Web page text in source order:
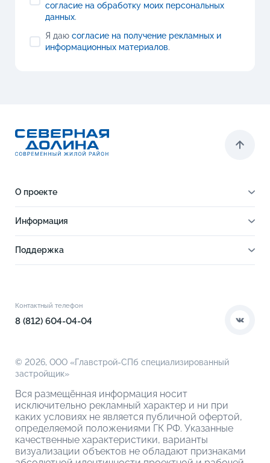
согласие на обработку моих персональных
данных.
Я даю согласие на получение рекламных и
информационных материалов.
О проекте
Инфраструктура
Благоустройство
Информация
Поддержка
О компании
Контактный телефон
8 (812) 604-04-04
© 2026, ООО «Главстрой-СПб специализированный
застройщик»
Вся размещённая информация носит
исключительно рекламный характер и ни при
каких условиях не является публичной офертой,
определяемой положениями ГК РФ. Указанные
качественные характеристики, варианты
визуализации объектов не обладают признаками